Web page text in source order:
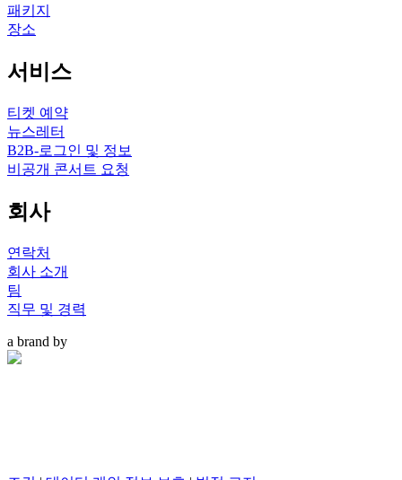
패키지
장소
서비스
티켓 예약
뉴스레터
B2B-로그인 및 정보
비공개 콘서트 요청
회사
연락처
회사 소개
팀
직무 및 경력
a brand by